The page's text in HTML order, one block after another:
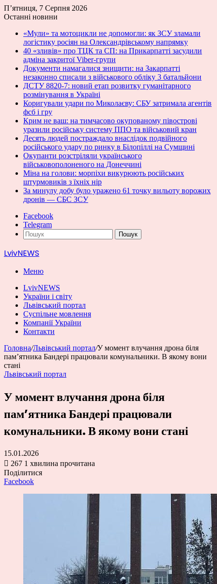
П’ятниця, 7 Серпня 2026
Останні новини
«Мули» та мотоцикли не допомогли: як ЗСУ зламали
логістику росіян на Олександрівському напрямку
40 «зливів» про ТЦК та СП: на Прикарпатті засудили
адміна закритої Viber-групи
Документи намагалися знищити: на Закарпатті
незаконно списали з військового обліку 3 батальйони
ДСТУ 8820-7: новий етап розвитку гуманітарного
розмінування в Україні
Коригували удари по Миколаєву: СБУ затримала агентів
фсб і гру
Крим не ваш: на тимчасово окупованому півострові
уразили російську систему ППО та військовий кран
Десять людей постраждало внаслідок подвійного
російського удару по ринку в Білопіллі на Сумщині
Окупанти розстріляли українського
військовополоненого на Донеччині
Міна на голови: морпіхи викурюють російських
штурмовиків з їхніх нір
За минулу добу було уражено 61 точку вильоту ворожих
дронів — СБС ЗСУ
Facebook
Telegram
Пошук
LvivNEWS
Меню
LvivNEWS
України і світу
Львівський портал
Суспільне мовлення
Компанії України
Контакти
Головна/Львівський портал/У момент влучання дрона біля
пам’ятника Бандері працювали комунальники. В якому вони
стані
Львівський портал
У момент влучання дрона біля
пам’ятника Бандері працювали
комунальники. В якому вони стані
15.01.2026
267 1 хвилина прочитана
Поділитися
Facebook